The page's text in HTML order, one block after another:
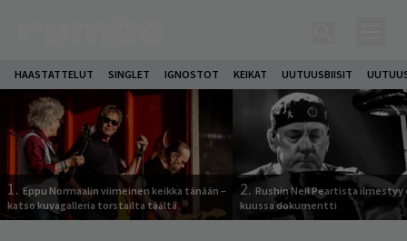
HAASTATTELUT SINGLET IGNOSTOT KEIKAT UUTUUSBIISIT
1. Eppu Normaalin viimeinen keikka tänään –
katso kuvagalleria torstailta täältä
2. Rushin Neil Peartista ilmestyy
kuussa dokumentti